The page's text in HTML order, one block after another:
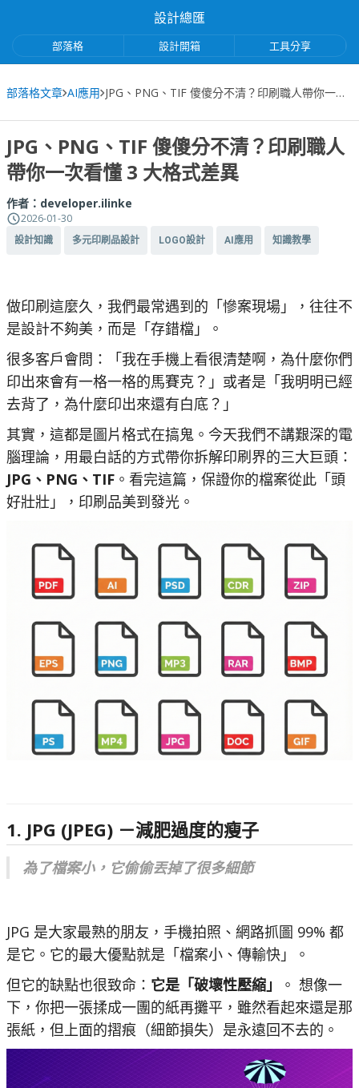
設計總匯
部落格 設計開箱 工具分享
部落格文章 AI應用 JPG、PNG、TIF 傻傻分不清？印刷職人帶你一次看懂 3 大格式差異
JPG、PNG、TIF 傻傻分不清？印刷職人
帶你一次看懂 3 大格式差異
作者： developer.ilinke
2026-01-30
設計知識 多元印刷品設計 LOGO設計 AI應用 知識教學
做印刷這麼久，我們最常遇到的「慘案現場」，往往不
是設計不夠美，而是「存錯檔」。
很多客戶會問：「我在手機上看很清楚啊，為什麼你們
印出來會有一格一格的馬賽克？」或者是「我明明已經
去背了，為什麼印出來還有白底？」
其實，這都是圖片格式在搞鬼。今天我們不講艱深的電
腦理論，用最白話的方式帶你拆解印刷界的三大巨頭：
JPG、PNG、TIF 。看完這篇，保證你的檔案從此「頭
好壯壯」，印刷品美到發光。
1. JPG (JPEG) －減肥過度的瘦子
為了檔案小，它偷偷丟掉了很多細節
JPG 是大家最熟的朋友，手機拍照、網路抓圖 99% 都
是它。它的最大優點就是「檔案小、傳輸快」。
但它的缺點也很致命： 它是「破壞性壓縮」
。 想像一
下，你把一張揉成一團的紙再攤平，雖然看起來還是那
張紙，但上面的摺痕（細節損失）是永遠回不去的。